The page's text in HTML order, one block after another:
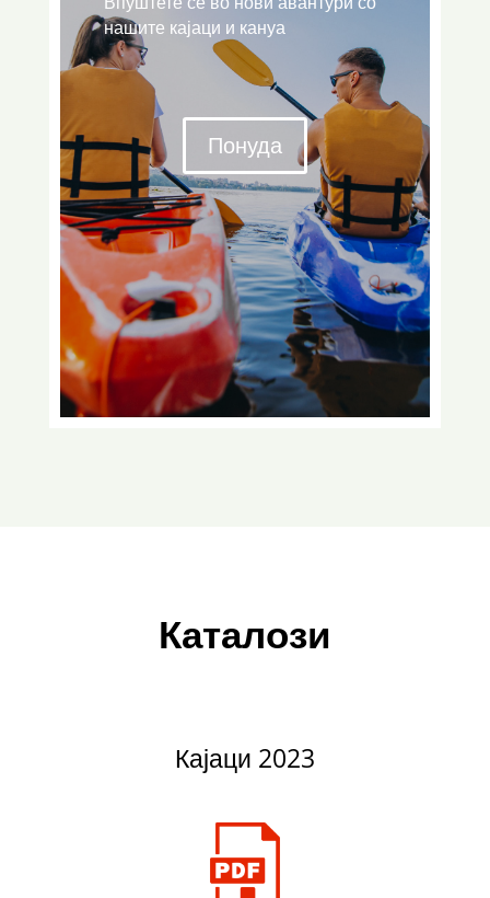
нашите кајаци и кануа
Понуда
Каталози
Кајаци 2023